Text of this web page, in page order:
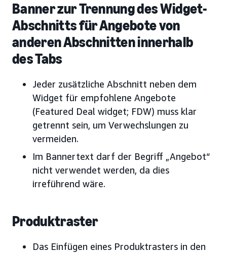
Banner zur Trennung des Widget-
Abschnitts für Angebote von
anderen Abschnitten innerhalb
des Tabs
Jeder zusätzliche Abschnitt neben dem
Widget für empfohlene Angebote
(Featured Deal widget; FDW) muss klar
getrennt sein, um Verwechslungen zu
vermeiden.
Im Bannertext darf der Begriff „Angebot“
nicht verwendet werden, da dies
irreführend wäre.
Produktraster
Das Einfügen eines Produktrasters in den